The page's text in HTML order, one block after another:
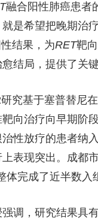
融合阳性肺癌患者
是希望把晚期治
结果，为RET靶
结局，提供了关
究基于塞普替尼
向治疗向早期阶
性放疗的患者纳
表现突出。成都
体完成了近半数
调，研究结果具